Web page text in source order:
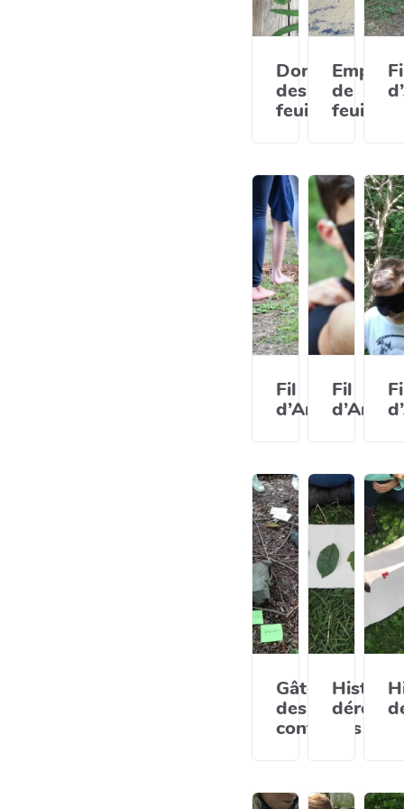
Domino
des
feuilles
de
feuilles
Fil
d’Ariane
Fil
d’Ariane
Gâteau
des
contraires
Histoire